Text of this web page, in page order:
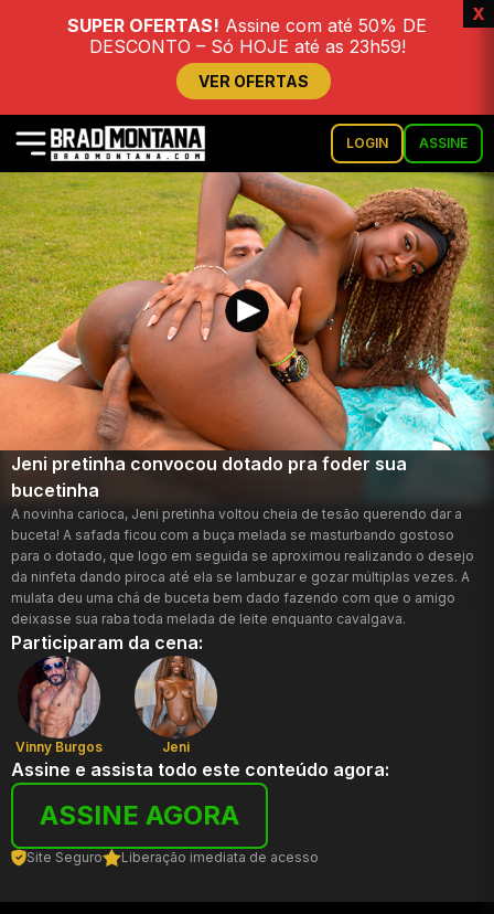
SUPER OFERTAS! Assine com até 50% DE
DESCONTO – Só HOJE até as 23h59!
VER OFERTAS
x
LOGIN ASSINE
Jeni pretinha convocou dotado pra foder sua
bucetinha
A novinha carioca, Jeni pretinha voltou cheia de tesão querendo dar a
buceta! A safada ficou com a buça melada se masturbando gostoso
para o dotado, que logo em seguida se aproximou realizando o desejo
da ninfeta dando piroca até ela se lambuzar e gozar múltiplas vezes. A
mulata deu uma chá de buceta bem dado fazendo com que o amigo
deixasse sua raba toda melada de leite enquanto cavalgava.
Participaram da cena:
Vinny Burgos Jeni
Assine e assista todo este conteúdo agora:
ASSINE AGORA
Site Seguro Liberação imediata de acesso